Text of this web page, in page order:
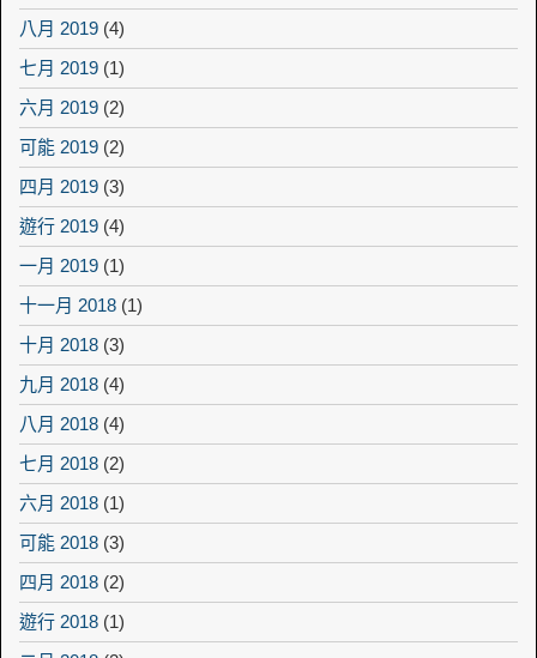
八月 2019 (4)
七月 2019 (1)
六月 2019 (2)
可能 2019 (2)
四月 2019 (3)
遊行 2019 (4)
一月 2019 (1)
十一月 2018 (1)
十月 2018 (3)
九月 2018 (4)
八月 2018 (4)
七月 2018 (2)
六月 2018 (1)
可能 2018 (3)
四月 2018 (2)
遊行 2018 (1)